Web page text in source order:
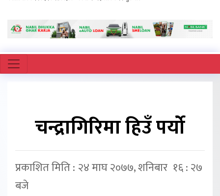
चन्द्रागिरिमा हिउँ पर्यो
प्रकाशित मिति : २४ माघ २०७७, शनिबार १६ : २७
बजे